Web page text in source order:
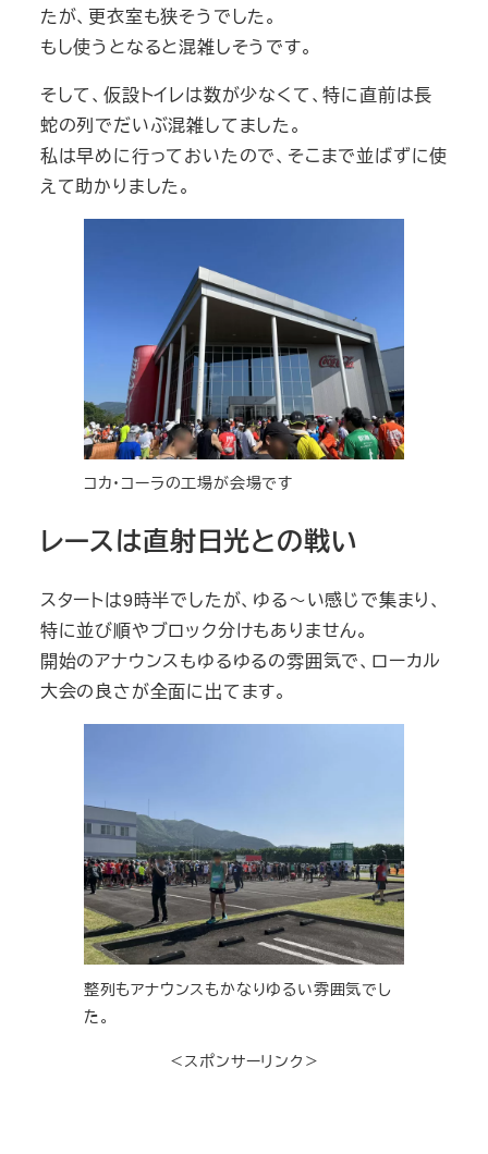
たが、更衣室も狭そうでした。
もし使うとなると混雑しそうです。
そして、仮設トイレは数が少なくて、特に直前は長
蛇の列でだいぶ混雑してました。
私は早めに行っておいたので、そこまで並ばずに使
えて助かりました。
コカ・コーラの工場が会場です
レースは直射日光との戦い
スタートは9時半でしたが、ゆる～い感じで集まり、
特に並び順やブロック分けもありません。
開始のアナウンスもゆるゆるの雰囲気で、ローカル
大会の良さが全面に出てます。
整列もアナウンスもかなりゆるい雰囲気でし
た。
＜スポンサーリンク＞